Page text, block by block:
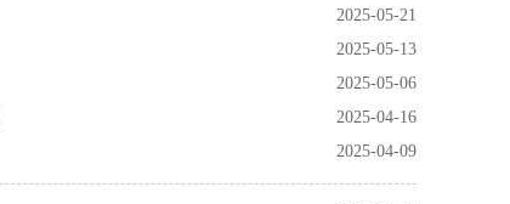
2025-05-21
2025-05-13
2025-05-06
2025-04-16
2025-04-09